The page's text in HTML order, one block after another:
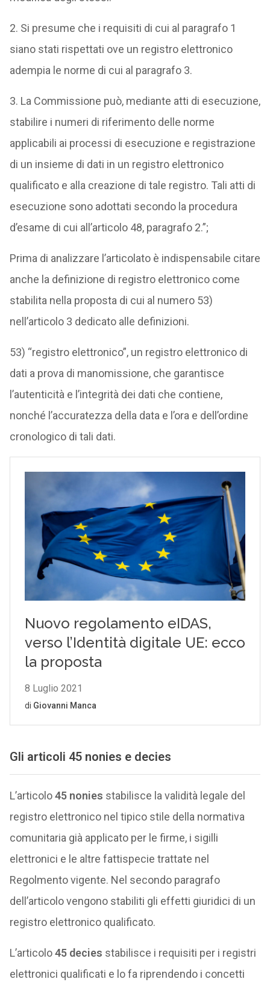
2. Si presume che i requisiti di cui al paragrafo 1
siano stati rispettati ove un registro elettronico
adempia le norme di cui al paragrafo 3.
3. La Commissione può, mediante atti di esecuzione,
stabilire i numeri di riferimento delle norme
applicabili ai processi di esecuzione e registrazione
di un insieme di dati in un registro elettronico
qualificato e alla creazione di tale registro. Tali atti di
esecuzione sono adottati secondo la procedura
d’esame di cui all’articolo 48, paragrafo 2.”;
Prima di analizzare l’articolato è indispensabile citare
anche la definizione di registro elettronico come
stabilita nella proposta di cui al numero 53)
nell’articolo 3 dedicato alle definizioni.
53) “registro elettronico”, un registro elettronico di
dati a prova di manomissione, che garantisce
l’autenticità e l’integrità dei dati che contiene,
nonché l’accuratezza della data e l’ora e dell’ordine
cronologico di tali dati.
Gli articoli 45 nonies e decies
L’articolo45 nonies stabilisce la validità legale del
registro elettronico nel tipico stile della normativa
comunitaria già applicato per le firme, i sigilli
elettronici e le altre fattispecie trattate nel
Regolmento vigente. Nel secondo paragrafo
dell’articolo vengono stabiliti gli effetti giuridici di un
registro elettronico qualificato.
L’articolo45 decies stabilisce i requisiti per i registri
elettronici qualificati e lo fa riprendendo i concetti